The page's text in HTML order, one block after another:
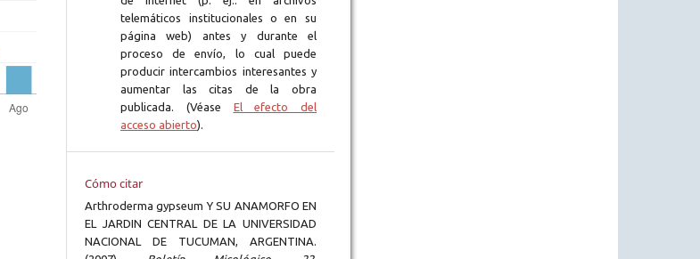
telemáticos institucionales o en su
página web) antes y durante el
proceso de envío, lo cual puede
producir intercambios interesantes y
aumentar las citas de la obra
publicada. (Véase El efecto del
acceso abierto).
Cómo citar
Arthroderma gypseum Y SU ANAMORFO EN
EL JARDIN CENTRAL DE LA UNIVERSIDAD
NACIONAL DE TUCUMAN, ARGENTINA.